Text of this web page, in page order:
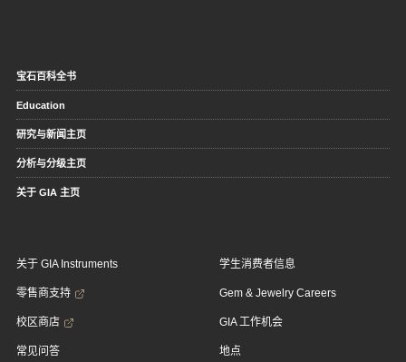
宝石百科全书
Education
研究与新闻主页
分析与分级主页
关于 GIA 主页
关于 GIA Instruments
零售商支持
校区商店
常见问答
学生消费者信息
Gem & Jewelry Careers
GIA 工作机会
地点